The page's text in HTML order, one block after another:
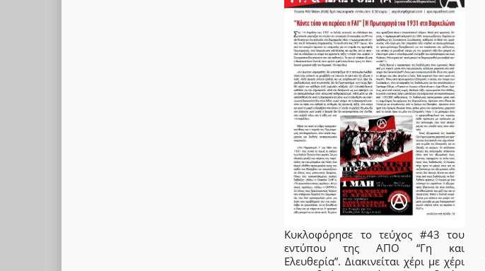
Κυκλοφόρησε το τεύχος #43 του
εντύπου της ΑΠΟ “Γη και
Ελευθερία”. Διακινείται χέρι με χέρι